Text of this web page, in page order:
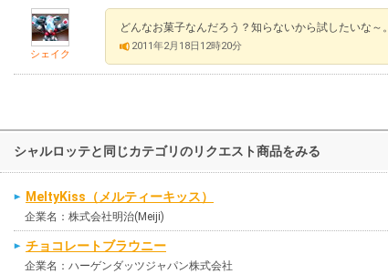
シェイク
どんなお菓子なんだろう？知らないから試したいな～。
2011年2月18日12時20分
シャルロッテと同じカテゴリのリクエスト商品をみる
MeltyKiss（メルティーキッス）
企業名：株式会社明治(Meiji)
チョコレートブラウニー
企業名：ハーゲンダッツジャパン株式会社